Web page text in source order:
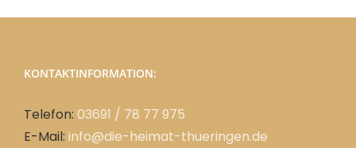
KONTAKTINFORMATION:
Telefon: 03691 / 78 77 975
E-Mail: info@die-heimat-thueringen.de